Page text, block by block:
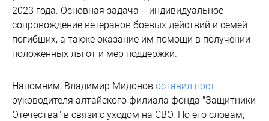
2023 года. Основная задача – индивидуальное
сопровождение ветеранов боевых действий и семей
погибших, а также оказание им помощи в получении
положенных льгот и мер поддержки.
Напомним, Владимир Мидонов оставил пост
руководителя алтайского филиала фонда "Защитники
Отечества" в связи с уходом на СВО. По его словам,